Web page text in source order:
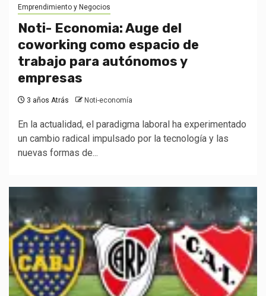
Emprendimiento y Negocios
Noti- Economia: Auge del
coworking como espacio de
trabajo para autónomos y
empresas
3 años Atrás Noti-economía
En la actualidad, el paradigma laboral ha experimentado
un cambio radical impulsado por la tecnología y las
nuevas formas de...